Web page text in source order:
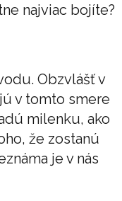
najviac bojíte?
Obzvlášť v
v tomto smere
milenku, ako
že zostanú
je v nás